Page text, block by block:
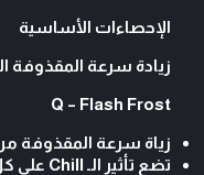
الإحصاءات الأساسية
زيادة سرعة المقذوفة
Q – Flash Frost
زياة سرعة المقذوفة من 800 إلى
تضع تأثير الـ Chill على كل الخصوم الذين تمر بهم